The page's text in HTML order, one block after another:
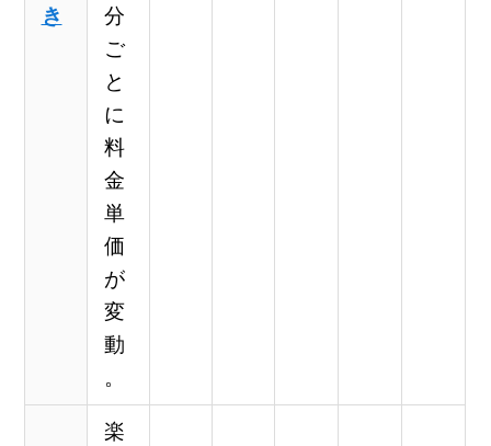
き
分
ご
と
に
料
金
単
価
が
変
動
。
楽